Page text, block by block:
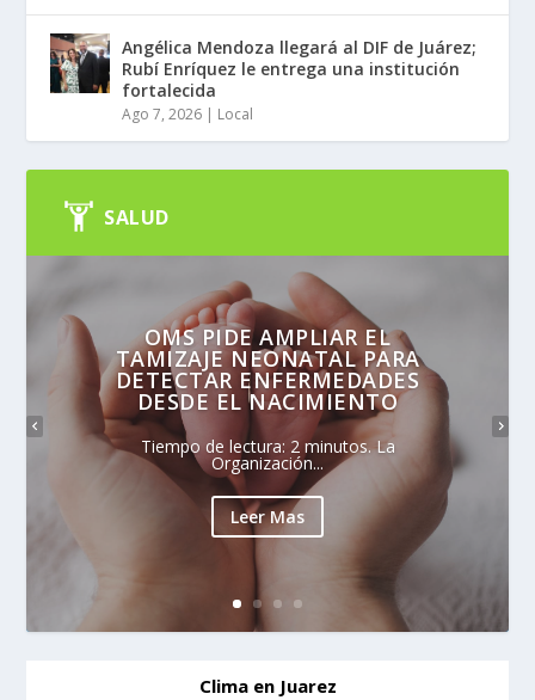
Angélica Mendoza llegará al DIF de Juárez;
Rubí Enríquez le entrega una institución
fortalecida
Ago 7, 2026 | Local
SALUD
OMS PIDE AMPLIAR EL
TAMIZAJE NEONATAL PARA
DETECTAR ENFERMEDADES
DESDE EL NACIMIENTO
Tiempo de lectura: 2 minutos. La
Organización...
Leer Mas
Clima en Juarez